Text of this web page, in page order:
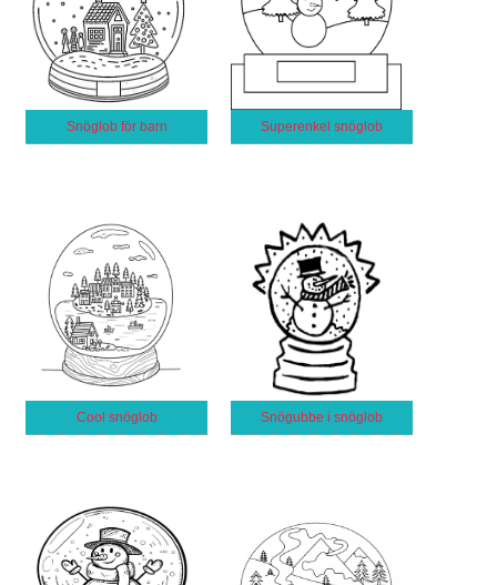
Snöglob för barn Superenkel snöglob
Cool snöglob Snögubbe i snöglob